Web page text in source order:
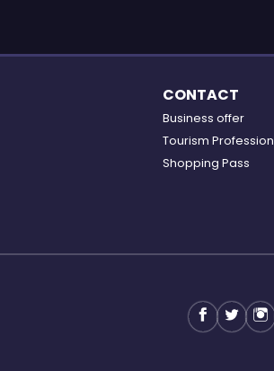
CONTACT
Business offer
Tourism
Shopping Pass